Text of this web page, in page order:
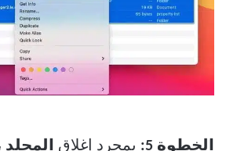
الخطوة 5: بمجرد إغلاق المجلد